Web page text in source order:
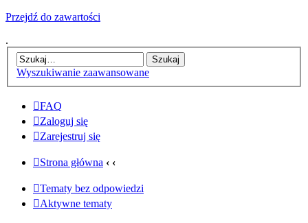
Przejdź do zawartości
.
Wyszukiwanie zaawansowane
FAQ
Zaloguj się
Zarejestruj się
Strona główna ‹ ‹
Tematy bez odpowiedzi
Aktywne tematy